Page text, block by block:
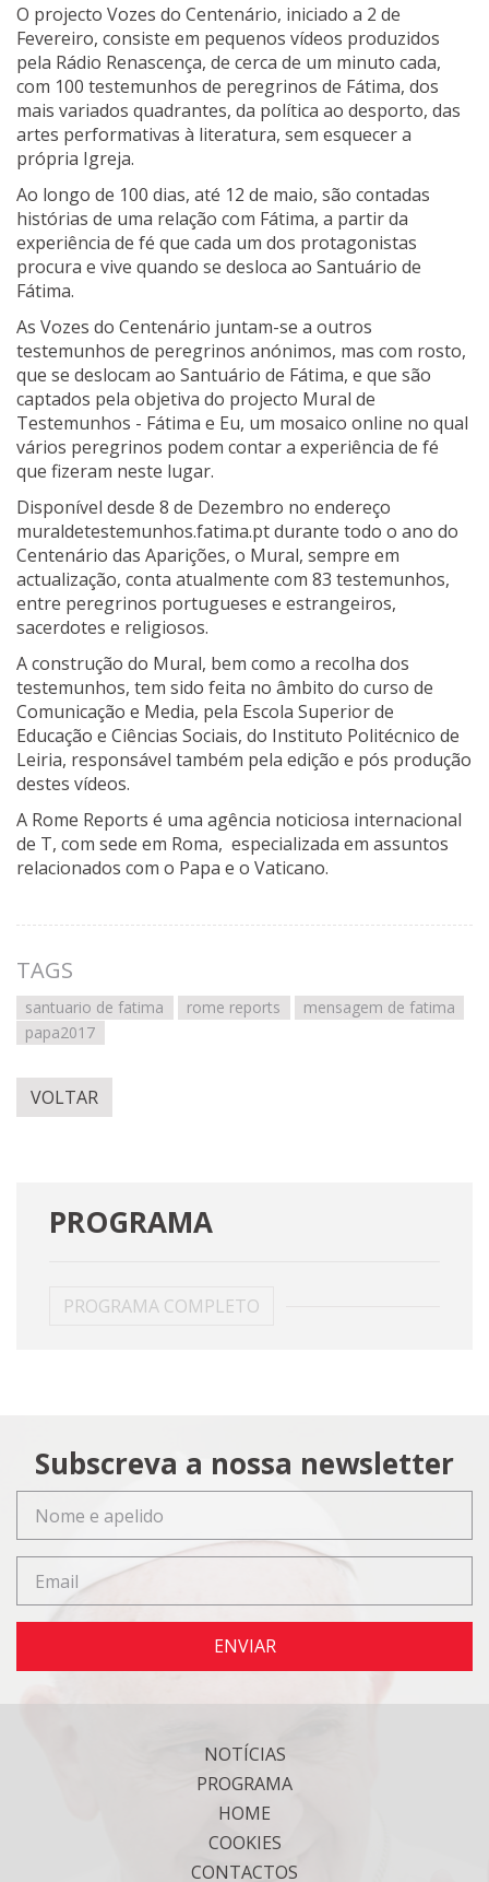
O projecto Vozes do Centenário, iniciado a 2 de
Fevereiro, consiste em pequenos vídeos produzidos
pela Rádio Renascença, de cerca de um minuto cada,
com 100 testemunhos de peregrinos de Fátima, dos
mais variados quadrantes, da política ao desporto, das
artes performativas à literatura, sem esquecer a
própria Igreja.
Ao longo de 100 dias, até 12 de maio, são contadas
histórias de uma relação com Fátima, a partir da
experiência de fé que cada um dos protagonistas
procura e vive quando se desloca ao Santuário de
Fátima.
As Vozes do Centenário juntam-se a outros
testemunhos de peregrinos anónimos, mas com rosto,
que se deslocam ao Santuário de Fátima, e que são
captados pela objetiva do projecto Mural de
Testemunhos - Fátima e Eu, um mosaico online no qual
vários peregrinos podem contar a experiência de fé
que fizeram neste lugar.
Disponível desde 8 de Dezembro no endereço
muraldetestemunhos.fatima.pt durante todo o ano do
Centenário das Aparições, o Mural, sempre em
actualização, conta atualmente com 83 testemunhos,
entre peregrinos portugueses e estrangeiros,
sacerdotes e religiosos.
A construção do Mural, bem como a recolha dos
testemunhos, tem sido feita no âmbito do curso de
Comunicação e Media, pela Escola Superior de
Educação e Ciências Sociais, do Instituto Politécnico de
Leiria, responsável também pela edição e pós produção
destes vídeos.
A Rome Reports é uma agência noticiosa internacional
de T, com sede em Roma, especializada em assuntos
relacionados com o Papa e o Vaticano.
TAGS
santuario de fatima rome reports
mensagem de fatima
papa2017
VOLTAR
PROGRAMA
PROGRAMA COMPLETO
Subscreva a nossa newsletter
ENVIAR
NOTÍCIAS
PROGRAMA
HOME
COOKIES
CONTACTOS